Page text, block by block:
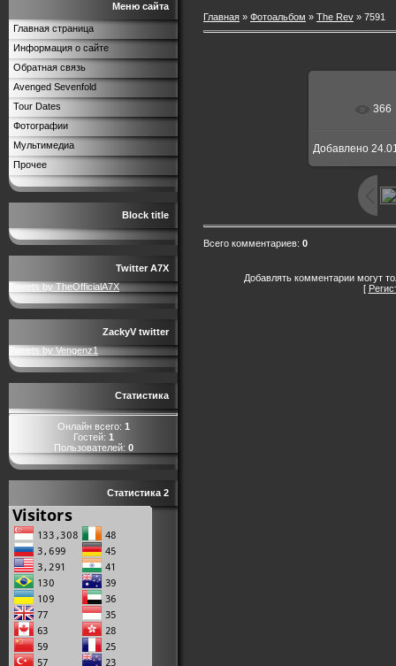
Меню сайта
Главная страница
Информация о сайте
Обратная связь
Avenged Sevenfold
Tour Dates
Фотографии
Мультимедиа
Прочее
Block title
Twitter A7X
Tweets by TheOfficialA7X
ZackyV twitter
Tweets by Vengenz1
Статистика
Онлайн всего: 1
Гостей: 1
Пользователей: 0
Статистика 2
Главная » Фотоальбом » The Rev » 7591
366
Добавлено
Всего комментариев: 0
Добавлять комментарии могут
[